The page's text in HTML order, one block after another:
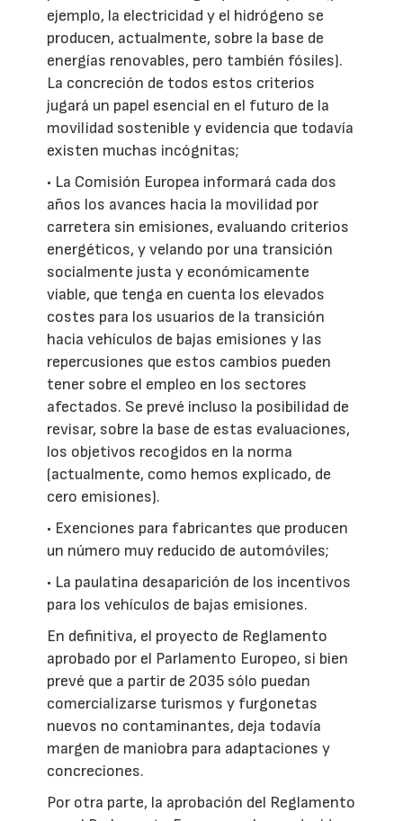
ejemplo, la electricidad y el hidrógeno se
producen, actualmente, sobre la base de
energías renovables, pero también fósiles).
La concreción de todos estos criterios
jugará un papel esencial en el futuro de la
movilidad sostenible y evidencia que todavía
existen muchas incógnitas;
• La Comisión Europea informará cada dos
años los avances hacia la movilidad por
carretera sin emisiones, evaluando criterios
energéticos, y velando por una transición
socialmente justa y económicamente
viable, que tenga en cuenta los elevados
costes para los usuarios de la transición
hacia vehículos de bajas emisiones y las
repercusiones que estos cambios pueden
tener sobre el empleo en los sectores
afectados. Se prevé incluso la posibilidad de
revisar, sobre la base de estas evaluaciones,
los objetivos recogidos en la norma
(actualmente, como hemos explicado, de
cero emisiones).
• Exenciones para fabricantes que producen
un número muy reducido de automóviles;
• La paulatina desaparición de los incentivos
para los vehículos de bajas emisiones.
En definitiva, el proyecto de Reglamento
aprobado por el Parlamento Europeo, si bien
prevé que a partir de 2035 sólo puedan
comercializarse turismos y furgonetas
nuevos no contaminantes, deja todavía
margen de maniobra para adaptaciones y
concreciones.
Por otra parte, la aprobación del Reglamento